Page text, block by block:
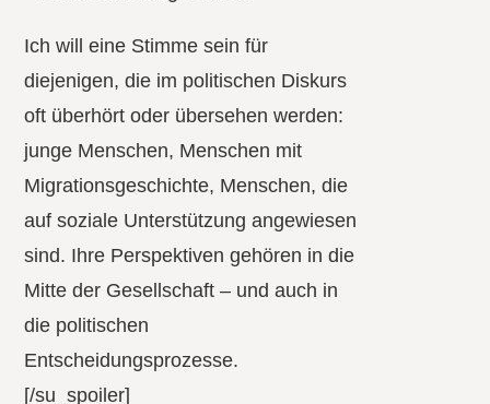
Ich will eine Stimme sein für
diejenigen, die im politischen Diskurs
oft überhört oder übersehen werden:
junge Menschen, Menschen mit
Migrationsgeschichte, Menschen, die
auf soziale Unterstützung angewiesen
sind. Ihre Perspektiven gehören in die
Mitte der Gesellschaft – und auch in
die politischen
Entscheidungsprozesse.
[/su_spoiler]